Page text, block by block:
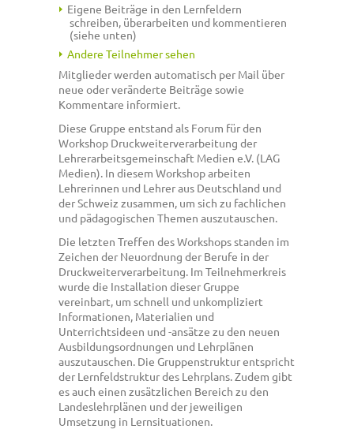
Eigene Beiträge in den Lernfeldern
schreiben, überarbeiten und kommentieren
(siehe unten)
Andere Teilnehmer sehen
Mitglieder werden automatisch per Mail über
neue oder veränderte Beiträge sowie
Kommentare informiert.
Diese Gruppe entstand als Forum für den
Workshop Druckweiterverarbeitung der
Lehrerarbeitsgemeinschaft Medien e.V. (LAG
Medien). In diesem Workshop arbeiten
Lehrerinnen und Lehrer aus Deutschland und
der Schweiz zusammen, um sich zu fachlichen
und pädagogischen Themen auszutauschen.
Die letzten Treffen des Workshops standen im
Zeichen der Neuordnung der Berufe in der
Druckweiterverarbeitung. Im Teilnehmerkreis
wurde die Installation dieser Gruppe
vereinbart, um schnell und unkompliziert
Informationen, Materialien und
Unterrichtsideen und -ansätze zu den neuen
Ausbildungsordnungen und Lehrplänen
auszutauschen. Die Gruppenstruktur entspricht
der Lernfeldstruktur des Lehrplans. Zudem gibt
es auch einen zusätzlichen Bereich zu den
Landeslehrplänen und der jeweiligen
Umsetzung in Lernsituationen.